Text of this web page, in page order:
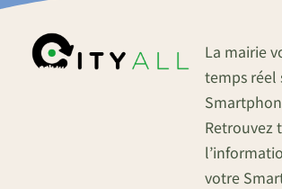
La mairie
temps réel
Retrouvez
votre